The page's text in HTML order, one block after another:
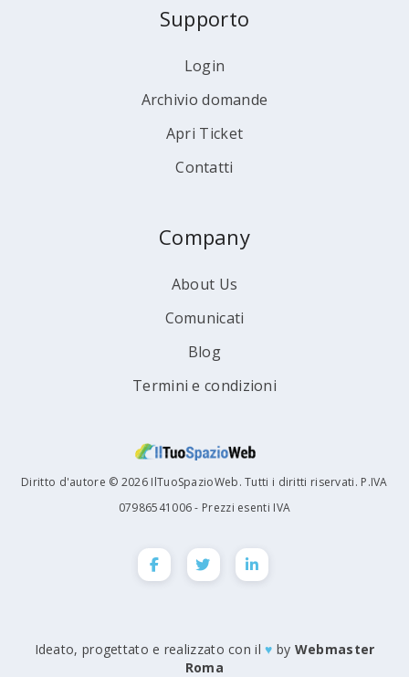
Supporto
Login
Archivio domande
Apri Ticket
Contatti
Company
About Us
Comunicati
Blog
Termini e condizioni
Diritto d'autore © 2026 IlTuoSpazioWeb. Tutti i diritti riservati. P.IVA
07986541006 - Prezzi esenti IVA
Ideato, progettato e realizzato con il♥ by Webmaster
Roma